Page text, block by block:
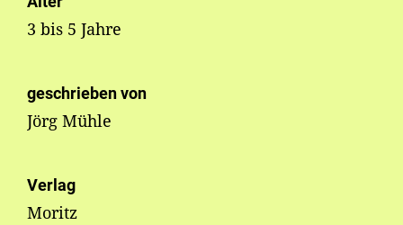
3 bis 5 Jahre
geschrieben von
Jörg Mühle
Verlag
Moritz